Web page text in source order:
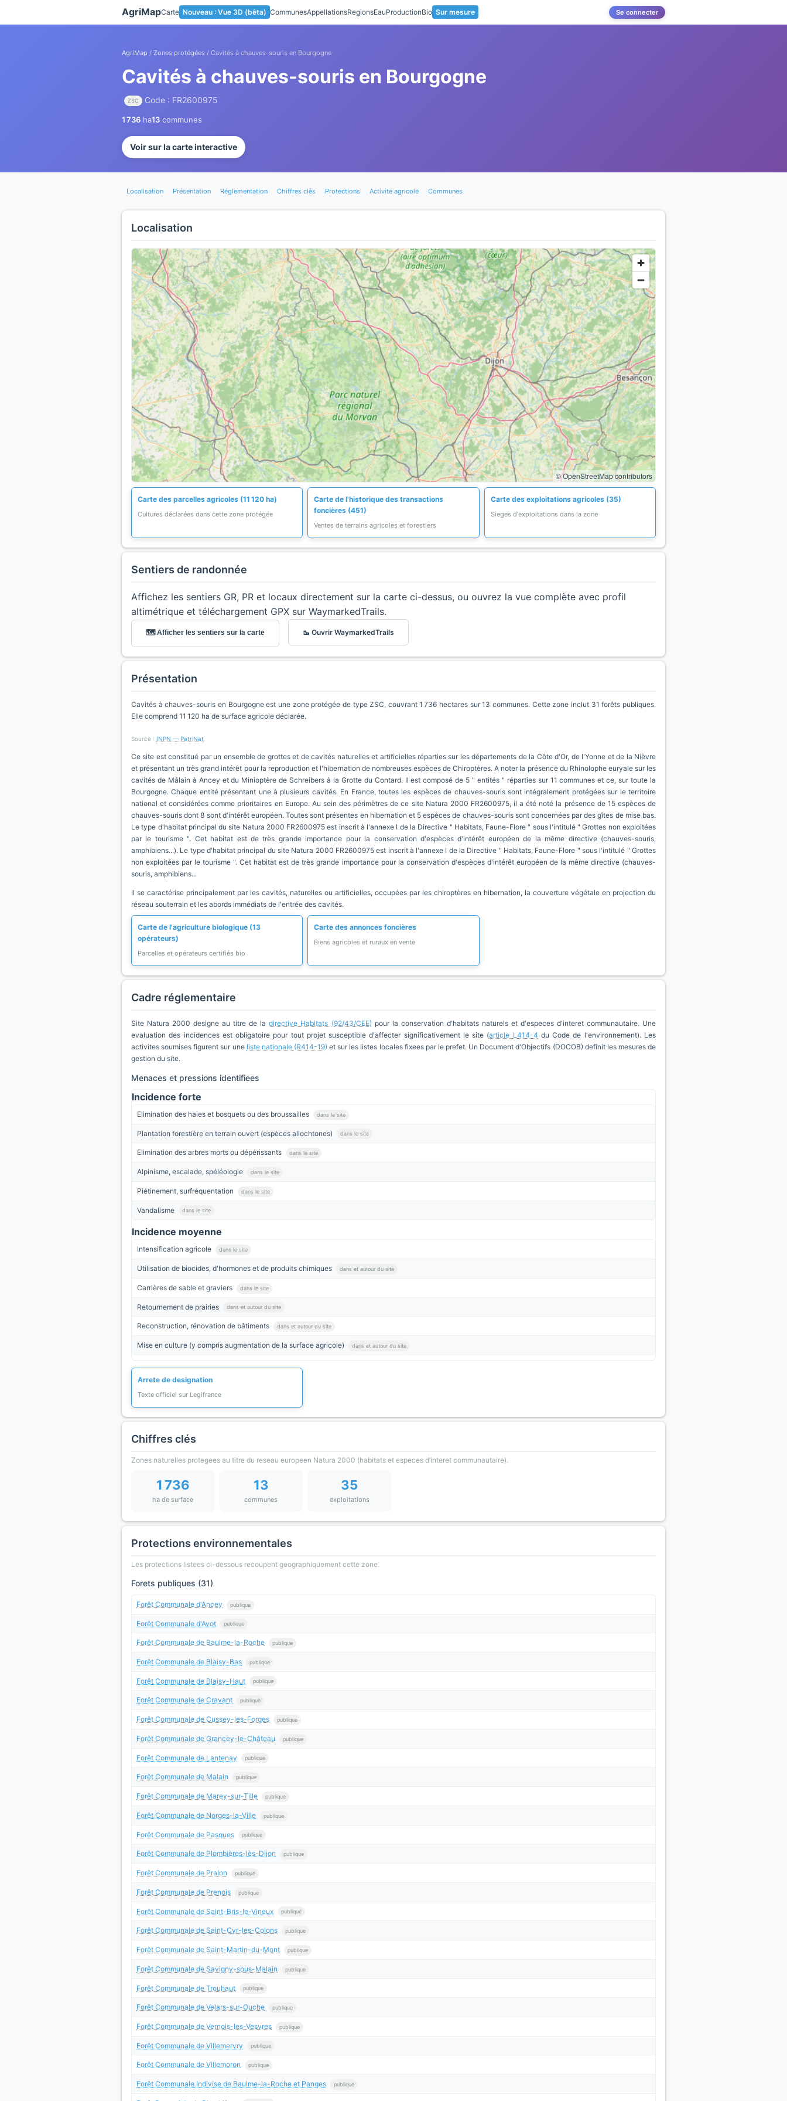
AgriMapCarte Nouveau : Vue 3D (bêta) CommunesAppellationsRegionsEauProductionBio Sur mesure Se connecter
AgriMap / Zones protégées / Cavités à chauves-souris en Bourgogne
Cavités à chauves-souris en Bourgogne
ZSC Code : FR2600975
1 736 ha13 communes
Voir sur la carte interactive
Localisation Présentation Réglementation Chiffres clés Protections Activité agricole Communes
Localisation
© OpenStreetMap contributors
Carte des parcelles agricoles (11 120 ha)
Cultures déclarées dans cette zone protégée
Carte de l'historique des transactions
foncières (451)
Ventes de terrains agricoles et forestiers
Carte des exploitations agricoles (35)
Sieges d'exploitations dans la zone
Sentiers de randonnée
Affichez les sentiers GR, PR et locaux directement sur la carte ci-dessus, ou ouvrez la vue complète avec profil
altimétrique et téléchargement GPX sur WaymarkedTrails.
🗺️ Afficher les sentiers sur la carte 🥾 Ouvrir WaymarkedTrails
Présentation
Cavités à chauves-souris en Bourgogne est une zone protégée de type ZSC, couvrant 1 736 hectares sur 13 communes. Cette zone inclut 31 forêts publiques.
Elle comprend 11 120 ha de surface agricole déclarée.
Source : INPN — PatriNat
Ce site est constitué par un ensemble de grottes et de cavités naturelles et artificielles réparties sur les départements de la Côte d'Or, de l'Yonne et de la Nièvre
et présentant un très grand intérêt pour la reproduction et l'hibernation de nombreuses espèces de Chiroptères. A noter la présence du Rhinolophe euryale sur les
cavités de Mâlain à Ancey et du Minioptère de Schreibers à la Grotte du Contard. Il est composé de 5 " entités " réparties sur 11 communes et ce, sur toute la
Bourgogne. Chaque entité présentant une à plusieurs cavités. En France, toutes les espèces de chauves-souris sont intégralement protégées sur le territoire
national et considérées comme prioritaires en Europe. Au sein des périmètres de ce site Natura 2000 FR2600975, il a été noté la présence de 15 espèces de
chauves-souris dont 8 sont d'intérêt européen. Toutes sont présentes en hibernation et 5 espèces de chauves-souris sont concernées par des gîtes de mise bas.
Le type d'habitat principal du site Natura 2000 FR2600975 est inscrit à l'annexe I de la Directive " Habitats, Faune-Flore " sous l'intitulé " Grottes non exploitées
par le tourisme ". Cet habitat est de très grande importance pour la conservation d'espèces d'intérêt européen de la même directive (chauves-souris,
amphibiens...). Le type d'habitat principal du site Natura 2000 FR2600975 est inscrit à l'annexe I de la Directive " Habitats, Faune-Flore " sous l'intitulé " Grottes
non exploitées par le tourisme ". Cet habitat est de très grande importance pour la conservation d'espèces d'intérêt européen de la même directive (chauves-
souris, amphibiens...
Il se caractérise principalement par les cavités, naturelles ou artificielles, occupées par les chiroptères en hibernation, la couverture végétale en projection du
réseau souterrain et les abords immédiats de l'entrée des cavités.
Carte de l'agriculture biologique (13
opérateurs)
Parcelles et opérateurs certifiés bio
Carte des annonces foncières
Biens agricoles et ruraux en vente
Cadre réglementaire
Site Natura 2000 designe au titre de ladirective Habitats (92/43/CEE) pour la conservation d'habitats naturels et d'especes d'interet communautaire. Une
evaluation des incidences est obligatoire pour tout projet susceptible d'affecter significativement le site (article L414-4 du Code de l'environnement). Les
activites soumises figurent sur une liste nationale (R414-19) et sur les listes locales fixees par le prefet. Un Document d'Objectifs (DOCOB) definit les mesures de
gestion du site.
Menaces et pressions identifiees
Incidence forte
Elimination des haies et bosquets ou des broussailles dans le site
Plantation forestière en terrain ouvert (espèces allochtones) dans le site
Elimination des arbres morts ou dépérissants dans le site
Alpinisme, escalade, spéléologie dans le site
Piétinement, surfréquentation dans le site
Vandalisme dans le site
Incidence moyenne
Intensification agricole dans le site
Utilisation de biocides, d'hormones et de produits chimiques dans et autour du site
Carrières de sable et graviers dans le site
Retournement de prairies dans et autour du site
Reconstruction, rénovation de bâtiments dans et autour du site
Mise en culture (y compris augmentation de la surface agricole) dans et autour du site
Arrete de designation
Texte officiel sur Legifrance
Chiffres clés
Zones naturelles protegees au titre du reseau europeen Natura 2000 (habitats et especes d’interet communautaire).
1 736
ha de surface
13
communes
35
exploitations
Protections environnementales
Les protections listees ci-dessous recoupent geographiquement cette zone.
Forets publiques (31)
Forêt Communale d'Ancey publique
Forêt Communale d'Avot publique
Forêt Communale de Baulme-la-Roche publique
Forêt Communale de Blaisy-Bas publique
Forêt Communale de Blaisy-Haut publique
Forêt Communale de Cravant publique
Forêt Communale de Cussey-les-Forges publique
Forêt Communale de Grancey-le-Château publique
Forêt Communale de Lantenay publique
Forêt Communale de Malain publique
Forêt Communale de Marey-sur-Tille publique
Forêt Communale de Norges-la-Ville publique
Forêt Communale de Pasques publique
Forêt Communale de Plombières-lès-Dijon publique
Forêt Communale de Pralon publique
Forêt Communale de Prenois publique
Forêt Communale de Saint-Bris-le-Vineux publique
Forêt Communale de Saint-Cyr-les-Colons publique
Forêt Communale de Saint-Martin-du-Mont publique
Forêt Communale de Savigny-sous-Malain publique
Forêt Communale de Trouhaut publique
Forêt Communale de Velars-sur-Ouche publique
Forêt Communale de Vernois-les-Vesvres publique
Forêt Communale de Villemervry publique
Forêt Communale de Villemoron publique
Forêt Communale Indivise de Baulme-la-Roche et Panges publique
Panneau de gestion des cookies